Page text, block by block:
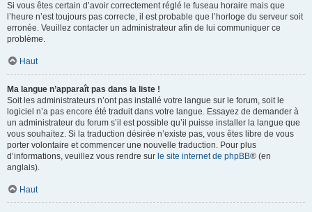
Si vous êtes certain d’avoir correctement réglé le fuseau horaire mais que
l’heure n’est toujours pas correcte, il est probable que l’horloge du serveur soit
erronée. Veuillez contacter un administrateur afin de lui communiquer ce
problème.
Haut
Ma langue n’apparaît pas dans la liste !
Soit les administrateurs n’ont pas installé votre langue sur le forum, soit le
logiciel n’a pas encore été traduit dans votre langue. Essayez de demander à
un administrateur du forum s’il est possible qu’il puisse installer la langue que
vous souhaitez. Si la traduction désirée n’existe pas, vous êtes libre de vous
porter volontaire et commencer une nouvelle traduction. Pour plus
d’informations, veuillez vous rendre sur le site internet de phpBB® (en
anglais).
Haut